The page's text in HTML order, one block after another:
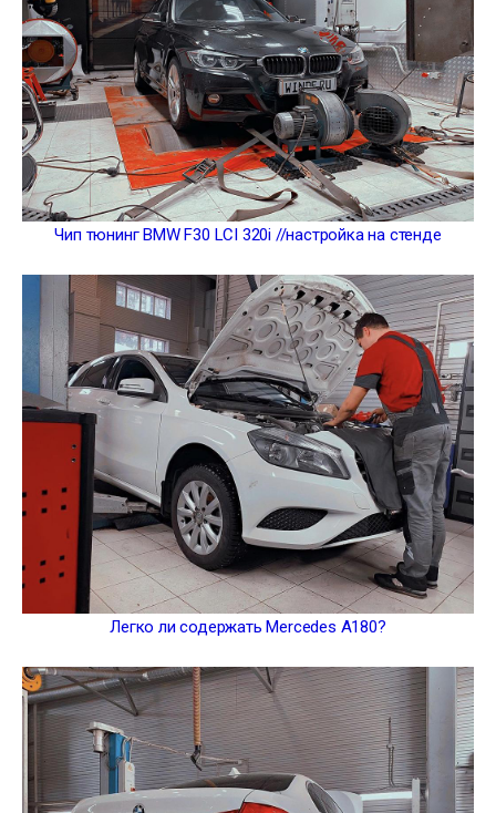
Чип тюнинг BMW F30 LCI 320i //настройка на стенде
Легко ли содержать Mercedes A180?